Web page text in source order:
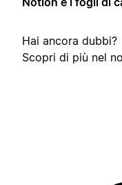
Hai ancora dubbi?
Scopri di più nel